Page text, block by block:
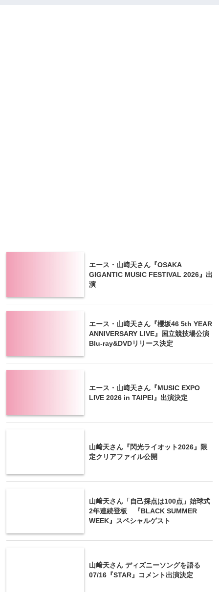
エース・山﨑天さん『OSAKA
GIGANTIC MUSIC FESTIVAL 2026』出
演
エース・山﨑天さん『櫻坂46 5th YEAR
ANNIVERSARY LIVE』国立競技場公演
Blu-ray&DVDリリース決定
エース・山﨑天さん『MUSIC EXPO
LIVE 2026 in TAIPEI』出演決定
山﨑天さん『閃光ライオット2026』限
定クリアファイル公開
山﨑天さん「自己採点は100点」始球式
2年連続登板 『BLACK SUMMER
WEEK』スペシャルゲスト
山﨑天さん ディズニーソングを語る
07/16『STAR』コメント出演決定